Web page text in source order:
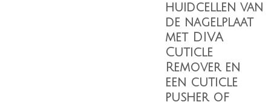
huidcellen van
de nagelplaat
met DIVA
Cuticle
Removeren
een cuticle
pusher of